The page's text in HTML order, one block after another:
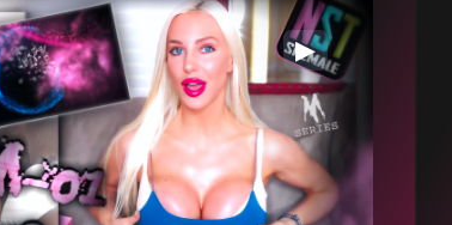
▶